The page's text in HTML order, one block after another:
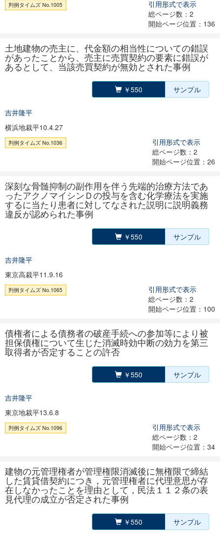
判例タイムズ No.1005
引用形式で表示
総ページ数：2
開始ページ位置：136
土地建物の売主に、代金額の相当性についての錯誤
があったことから、売主に売買契約の要素に錯誤が
あるとして、当該売買契約が無効とされた事例
￥550 サンプル
吉井隆平
横浜地裁平10.4.27
判例タイムズ No.1036
引用形式で表示
総ページ数：2
開始ページ位置：26
深刻な骨髄抑制の副作用を伴う先端的治療方法であ
ったアクノマイシンＤの投与を含む化学療法を実施
するに当たり患者に対してなされた説明に説明義務
違反が認められた事例
￥550 サンプル
吉井隆平
東京高裁平11.9.16
判例タイムズ No.1065
引用形式で表示
総ページ数：2
開始ページ位置：100
債権者による債務者の破産手続への参加等により被
担保債権について生じた消滅時効中断の効力を第三
取得者が否定することの許否
￥550 サンプル
吉井隆平
東京地裁平13.6.8
判例タイムズ No.1096
引用形式で表示
総ページ数：2
開始ページ位置：34
建物の元管理権者が管理権限消滅後に無権限で締結
した賃貸借契約につき，元管理権者に代理意思が存
在しなかったことを理由として，民法１１２条の表
見代理の成立が否定された事例
￥550 サンプル